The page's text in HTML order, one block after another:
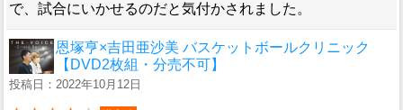
で、試合にいかせるのだと気付かされました。
恩塚亨×吉田亜沙美 バスケットボールクリニック
【DVD2枚組・分売不可】
投稿日：2022年10月12日